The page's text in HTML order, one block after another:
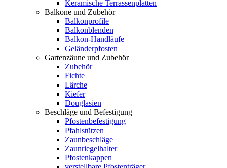
Keramische Terrassenplatten
Balkone und Zubehör
Balkonprofile
Balkonblenden
Balkon-Handläufe
Geländerpfosten
Gartenzäune und Zubehör
Zubehör
Fichte
Lärche
Kiefer
Douglasien
Beschläge und Befestigung
Pfostenbefestigung
Pfahlstützen
Zaunbeschläge
Zaunriegelhalter
Pfostenkappen